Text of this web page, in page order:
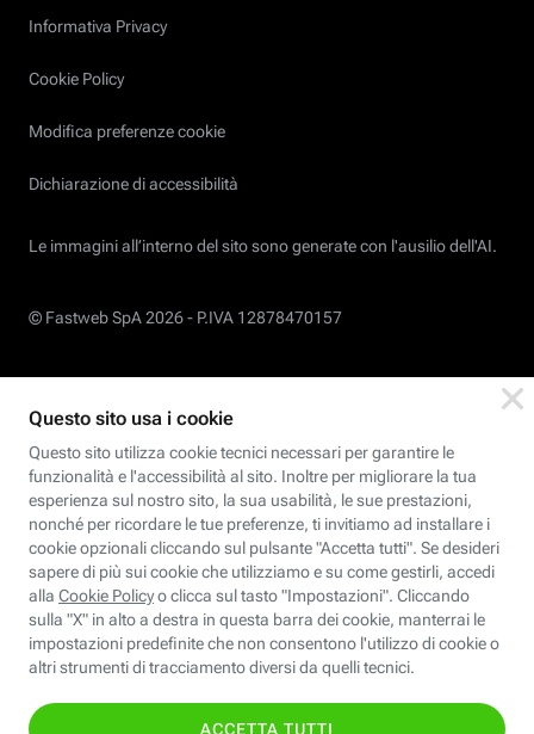
Informativa Privacy
Cookie Policy
Modifica preferenze cookie
Dichiarazione di accessibilità
Le immagini all’interno del sito sono generate con l'ausilio dell'AI.
© Fastweb SpA 2026 - P.IVA 12878470157